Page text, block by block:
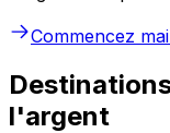
Commencez
l'argent